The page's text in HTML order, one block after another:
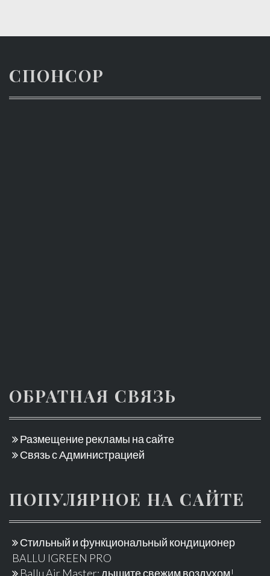
СПОНСОР
ОБРАТНАЯ СВЯЗЬ
Размещение рекламы на сайте
Связь с Администрацией
ПОПУЛЯРНОЕ НА САЙТЕ
Стильный и функциональный кондиционер
BALLU IGREEN PRO
Ballu Air Master: дышите свежим воздухом!